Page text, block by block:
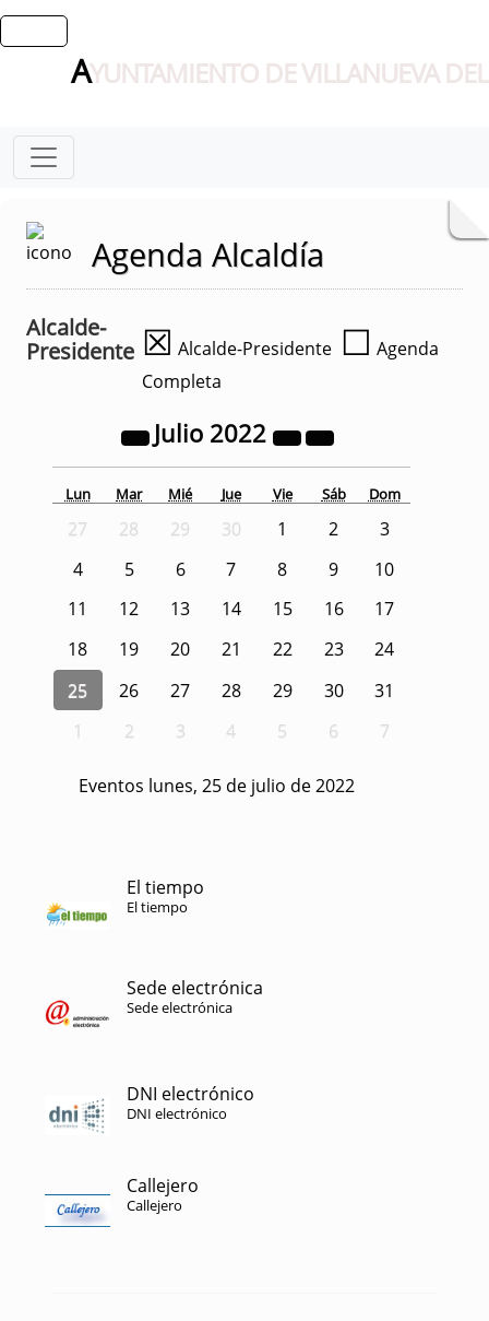
AYUNTAMIENTO DE VILLANUEVA
Agenda Alcaldía
Alcalde-
Presidente ☒ Alcalde-Presidente ☐ Agenda
Completa
Julio 2022
Lun Mar Mié Jue Vie Sáb Dom
27 28 29 30 1 2
3
4
5 6 7 8 9
10
11
12 13 14 15 16
17
18
19 20 21 22 23
24
25
26 27 28 29 30
31
1
2 3 4 5 6 7
Eventos lunes, 25 de julio de 2022
El tiempo
El tiempo
Sede electrónica
Sede electrónica
DNI electrónico
DNI electrónico
Callejero
Callejero